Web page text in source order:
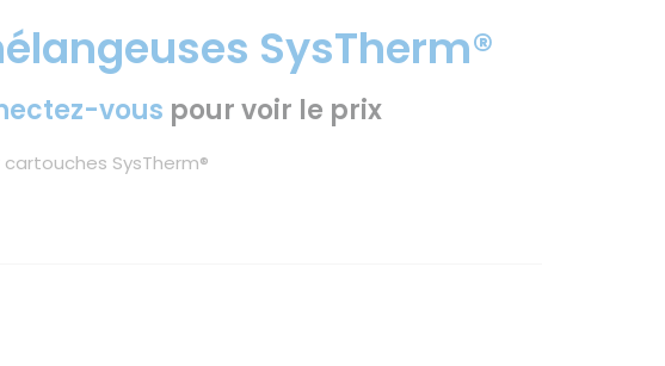
SysTherm®
vous pour voir le prix
SysTherm®